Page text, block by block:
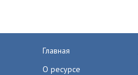
Главная
О ресурсе